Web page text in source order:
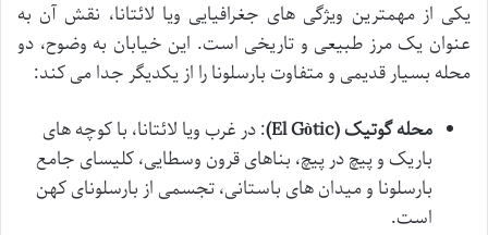
یکی از مهمترین ویژگی های جغرافیایی ویا لائتانا، نقش آن به
عنوان یک مرز طبیعی و تاریخی است. این خیابان به وضوح، دو
محله بسیار قدیمی و متفاوت بارسلونا را از یکدیگر جدا می کند:
محله گوتیک (El Gòtic)
: در غرب ویا لائتانا، با کوچه های
باریک و پیچ در پیچ، بناهای قرون وسطایی، کلیسای جامع
بارسلونا و میدان های باستانی، تجسمی از بارسلونای کهن
است.